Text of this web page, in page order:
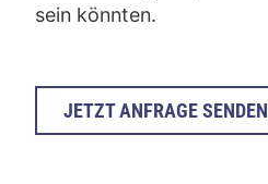
sein könnten.
JETZT ANFRAGE SENDEN